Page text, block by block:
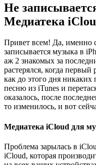
Не
Медиатека
Привет всем! Да, именно
записывается музыка в
аж 2 знакомых за
растерялся, когда
как до этого дня
песню из iTunes и
оказалось, после
то изменилось, и вот
Медиатека iCloud для
Проблема зарылась в
iCloud, которая